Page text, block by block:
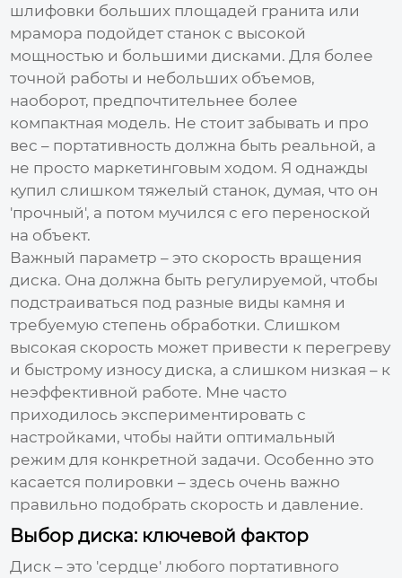
шлифовки больших площадей гранита или
мрамора подойдет станок с высокой
мощностью и большими дисками. Для более
точной работы и небольших объемов,
наоборот, предпочтительнее более
компактная модель. Не стоит забывать и про
вес – портативность должна быть реальной, а
не просто маркетинговым ходом. Я однажды
купил слишком тяжелый станок, думая, что он
'прочный', а потом мучился с его переноской
на объект.
Важный параметр – это скорость вращения
диска. Она должна быть регулируемой, чтобы
подстраиваться под разные виды камня и
требуемую степень обработки. Слишком
высокая скорость может привести к перегреву
и быстрому износу диска, а слишком низкая – к
неэффективной работе. Мне часто
приходилось экспериментировать с
настройками, чтобы найти оптимальный
режим для конкретной задачи. Особенно это
касается полировки – здесь очень важно
правильно подобрать скорость и давление.
Выбор диска: ключевой фактор
Диск – это 'сердце' любого портативного